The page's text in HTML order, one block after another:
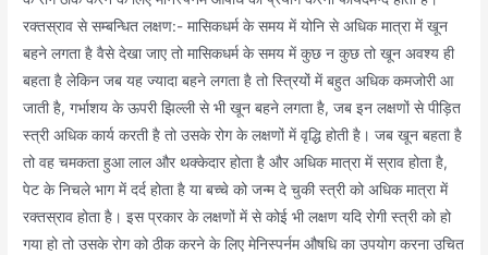
रक्तस्राव से सम्बन्धित लक्षण:- मासिकधर्म के समय में योनि से अधिक मात्रा में खून
बहने लगता है वैसे देखा जाए तो मासिकधर्म के समय में कुछ न कुछ तो खून अवश्य ही
बहता है लेकिन जब यह ज्यादा बहने लगता है तो स्त्रियों में बहुत अधिक कमजोरी आ
जाती है, गर्भाशय के ऊपरी झिल्ली से भी खून बहने लगता है, जब इन लक्षणों से पीड़ित
स्त्री अधिक कार्य करती है तो उसके रोग के लक्षणों में वृद्धि होती है। जब खून बहता है
तो वह चमकता हुआ लाल और थक्केदार होता है और अधिक मात्रा में स्राव होता है,
पेट के निचले भाग में दर्द होता है या बच्चे को जन्म दे चुकी स्त्री को अधिक मात्रा में
रक्तस्राव होता है। इस प्रकार के लक्षणों में से कोई भी लक्षण यदि रोगी स्त्री को हो
गया हो तो उसके रोग को ठीक करने के लिए मेनिस्पर्नम औषधि का उपयोग करना उचित